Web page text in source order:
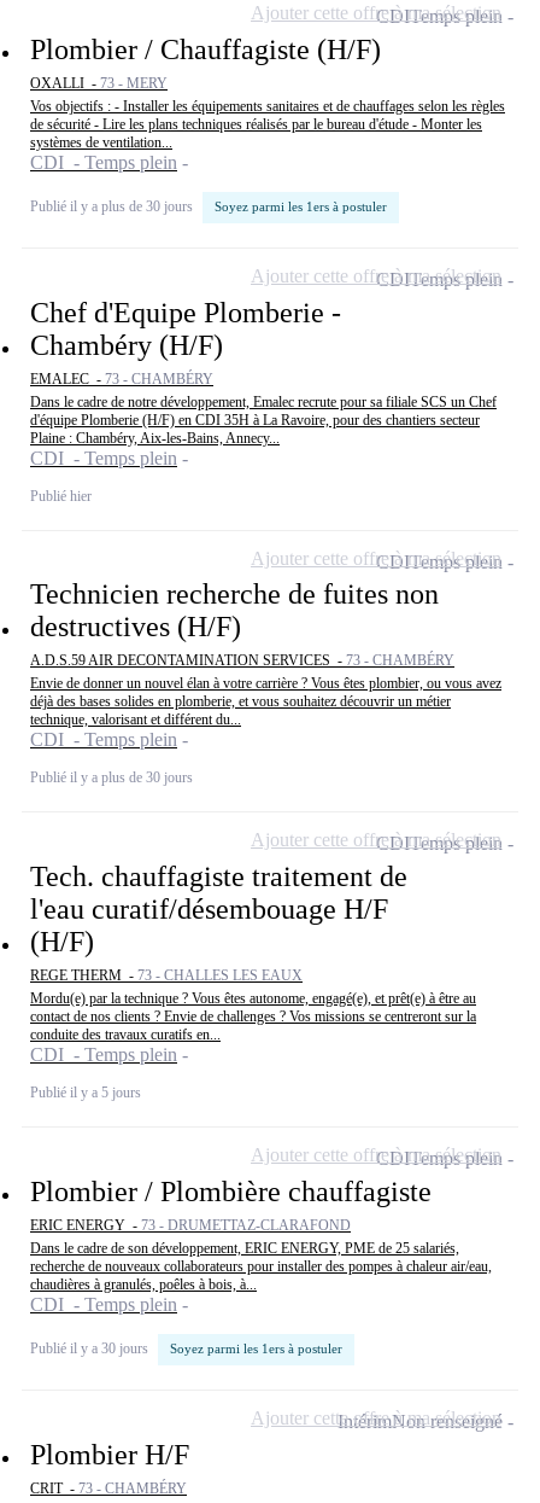
Plombier / Chauffagiste (H/F)
OXALLI - 73 - MERY
Vos objectifs : - Installer les équipements sanitaires et de chauffages selon les règles
de sécurité - Lire les plans techniques réalisés par le bureau d'étude - Monter les
systèmes de ventilation...
CDI - Temps plein
Publié il y a plus de 30 jours Soyez parmi les 1ers à postuler
CDITemps plein
Ajouter cette offre à ma sélection
Chef d'Equipe Plomberie -
Chambéry (H/F)
EMALEC - 73 - CHAMBÉRY
Dans le cadre de notre développement, Emalec recrute pour sa filiale SCS un Chef
d'équipe Plomberie (H/F) en CDI 35H à La Ravoire, pour des chantiers secteur
Plaine : Chambéry, Aix-les-Bains, Annecy...
CDI - Temps plein
Publié hier
CDITemps plein
Ajouter cette offre à ma sélection
Technicien recherche de fuites non
destructives (H/F)
A.D.S.59 AIR DECONTAMINATION SERVICES - 73 - CHAMBÉRY
Envie de donner un nouvel élan à votre carrière ? Vous êtes plombier, ou vous avez
déjà des bases solides en plomberie, et vous souhaitez découvrir un métier
technique, valorisant et différent du...
CDI - Temps plein
Publié il y a plus de 30 jours
CDITemps plein
Ajouter cette offre à ma sélection
Tech. chauffagiste traitement de
l'eau curatif/désembouage H/F
(H/F)
REGE THERM - 73 - CHALLES LES EAUX
Mordu(e) par la technique ? Vous êtes autonome, engagé(e), et prêt(e) à être au
contact de nos clients ? Envie de challenges ? Vos missions se centreront sur la
conduite des travaux curatifs en...
CDI - Temps plein
Publié il y a 5 jours
CDITemps plein
Ajouter cette offre à ma sélection
Plombier / Plombière chauffagiste
ERIC ENERGY - 73 - DRUMETTAZ-CLARAFOND
Dans le cadre de son développement, ERIC ENERGY, PME de 25 salariés,
recherche de nouveaux collaborateurs pour installer des pompes à chaleur air/eau,
chaudières à granulés, poêles à bois, à...
CDI - Temps plein
Publié il y a 30 jours Soyez parmi les 1ers à postuler
CDITemps plein
Ajouter cette offre à ma sélection
Plombier H/F
CRIT - 73 - CHAMBÉRY
IntérimNon renseigné
Ajouter cette offre à ma sélection